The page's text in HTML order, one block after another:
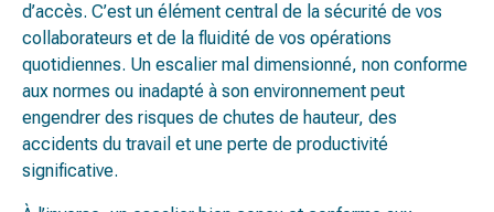
d’accès. C’est un élément central de la sécurité de vos
collaborateurs et de la fluidité de vos opérations
quotidiennes. Un escalier mal dimensionné, non conforme
aux normes ou inadapté à son environnement peut
engendrer des risques de chutes de hauteur, des
accidents du travail et une perte de productivité
significative.